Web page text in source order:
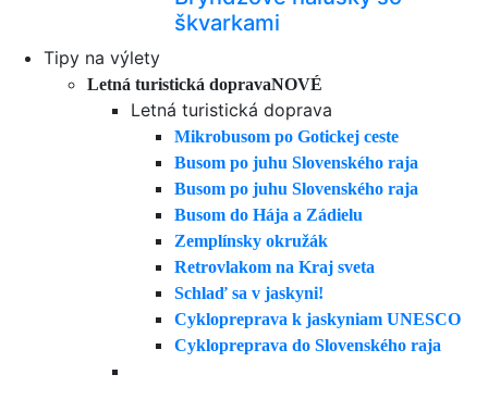
škvarkami
Tipy na výlety
Letná turistická dopravaNOVÉ
Letná turistická doprava
Mikrobusom po Gotickej ceste
Busom po juhu Slovenského raja
Busom po juhu Slovenského raja
Busom do Hája a Zádielu
Zemplínsky okružák
Retrovlakom na Kraj sveta
Schlaď sa v jaskyni!
Cyklopreprava k jaskyniam UNESCO
Cyklopreprava do Slovenského raja